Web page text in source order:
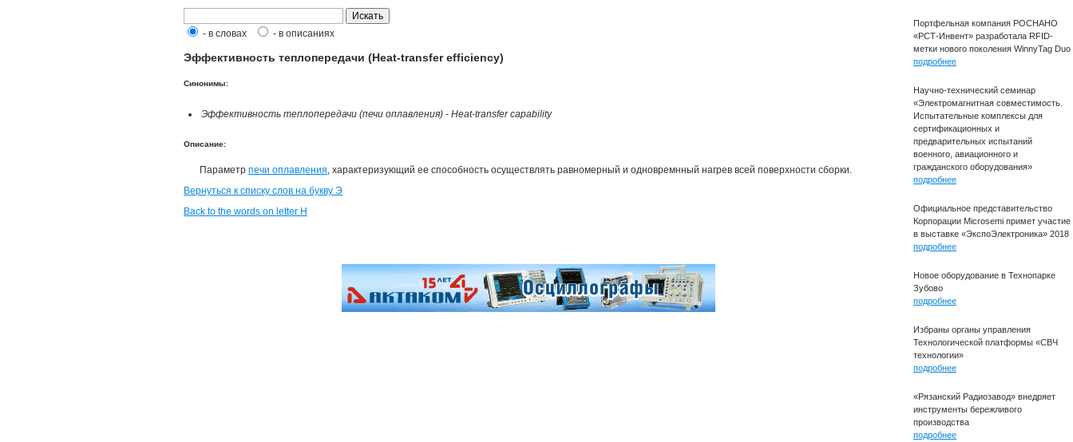
- в словах - в описаниях
Эффективность теплопередачи (Heat-transfer efficiency)
Синонимы:
Эффективность теплопередачи (печи оплавления) - Heat-transfer capability
Описание:
Параметр печи оплавления, характеризующий ее способность осуществлять равномерный и одновремнный нагрев всей поверхности сборки.
Вернуться к списку слов на букву Э
Back to the words on letter H
Портфельная компания РОСНАНО
«РСТ-Инвент» разработала RFID-
метки нового поколения WinnyTag Duo
подробнее
Научно-технический семинар
«Электромагнитная совместимость.
Испытательные комплексы для
сертификационных и
предварительных испытаний
военного, авиационного и
гражданского оборудования»
подробнее
Официальное представительство
Корпорации Microsemi примет участие
в выставке «ЭкспоЭлектроника» 2018
подробнее
Новое оборудование в Технопарке
Зубово
подробнее
Избраны органы управления
Технологической платформы «СВЧ
технологии»
подробнее
«Рязанский Радиозавод» внедряет
инструменты бережливого
производства
подробнее